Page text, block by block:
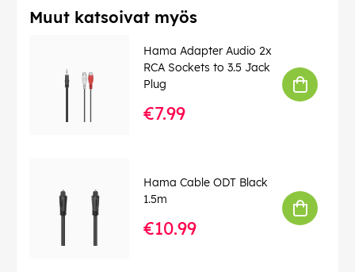
Muut katsoivat myös
Hama Adapter Audio 2x
RCA Sockets to 3.5 Jack
Plug
€7.99
Hama Cable ODT Black
1.5m
€10.99